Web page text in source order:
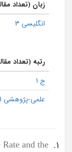
زبان (تعداد
انگلیسی 3
رتبه (تعداد
ج 1
علمی-پژوهشی 1
1.
and the